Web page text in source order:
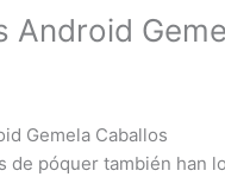
Android
Gemela Caballos
de póquer también han